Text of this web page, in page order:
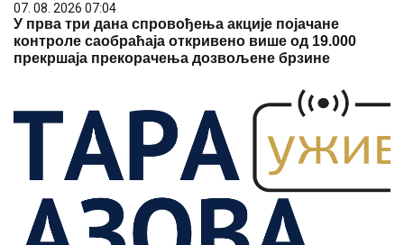
07. 08. 2026 07:04
У прва три дана спровођења акције појачане
контроле саобраћаја откривено више од 19.000
прекршаја прекорачења дозвољене брзине